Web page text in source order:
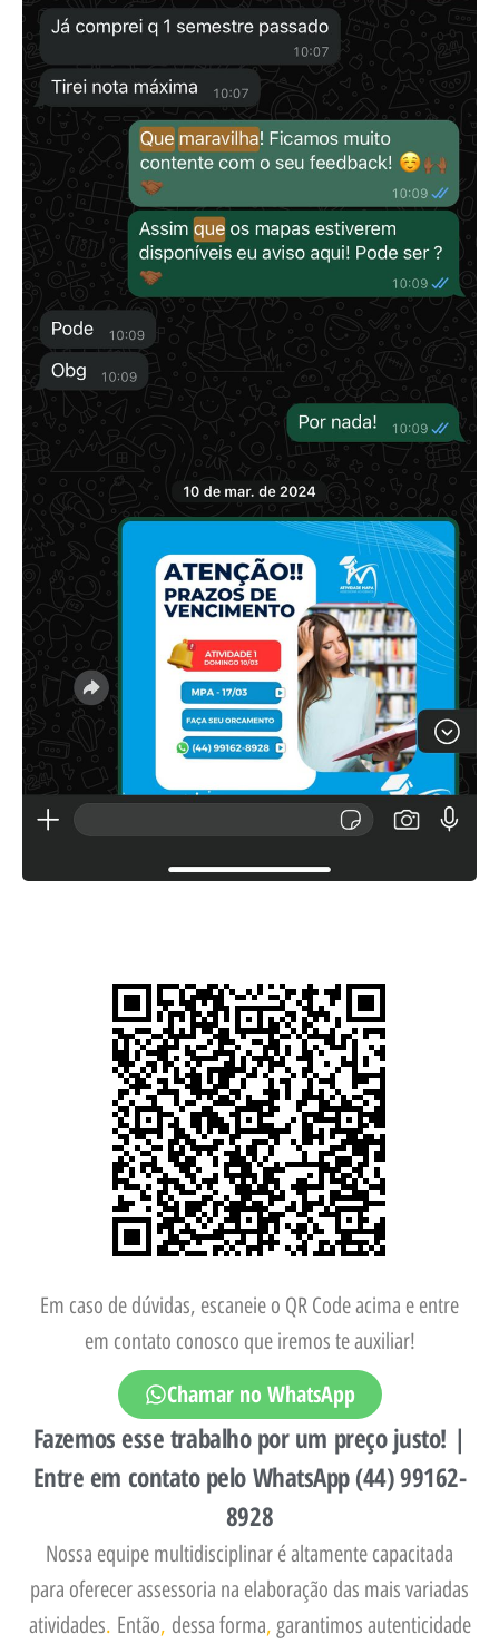
Em caso de dúvidas, escaneie o QR Code acima e entre
em contato conosco que iremos te auxiliar!
Chamar no WhatsApp
Fazemos esse trabalho por um preço justo! |
Entre em contato pelo WhatsApp (44) 99162-
8928
Nossa equipe multidisciplinar é altamente capacitada
para oferecer assessoria na elaboração das mais variadas
atividades. Então, dessa forma, garantimos autenticidade